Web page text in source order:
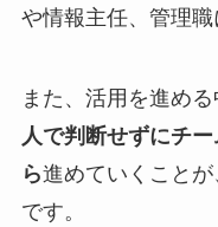
や情報主任、管理職
また、活用を進め
人で判断せずにチ
ら進めていくこと
です。